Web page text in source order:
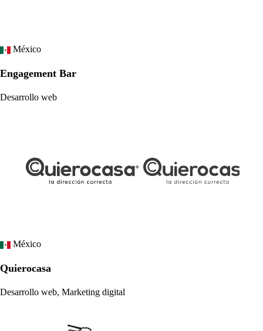
México
Engagement Bar
Desarrollo web
México
Quierocasa
Desarrollo web, Marketing digital